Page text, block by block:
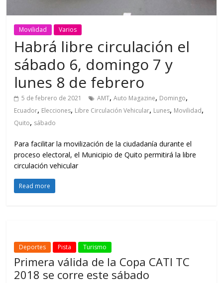
Movilidad Varios
Habrá libre circulación el
sábado 6, domingo 7 y
lunes 8 de febrero
5 de febrero de 2021 AMT,Auto Magazine, Domingo,
Ecuador, Elecciones, Libre Circulación Vehicular, Lunes, Movilidad,
Quito, sábado
Para facilitar la movilización de la ciudadanía durante el
proceso electoral, el Municipio de Quito permitirá la libre
circulación vehicular
Read more
Deportes Pista Turismo
Primera válida de la Copa CATI TC
2018 se corre este sábado